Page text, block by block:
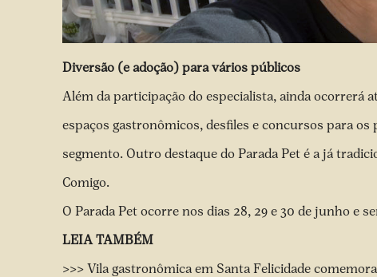
Diversão (e adoção) para vários públicos
Além da participação do especialista, ainda ocorrerá
espaços gastronômicos, desfiles e concursos para
segmento. Outro destaque do Parada Pet é a já
Comigo.
O Parada Pet ocorre nos dias 28, 29 e 30 de junho e
LEIA TAMBÉM
>>> Vila gastronômica em Santa Felicidade